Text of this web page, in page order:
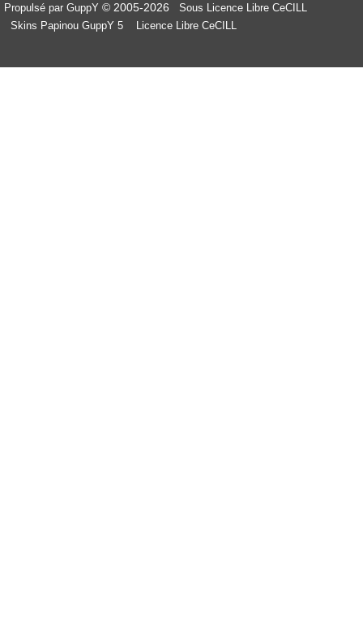
Propulsé par GuppY © 2005-2026
Sous Licence Libre CeCILL
Skins Papinou GuppY 5
Licence Libre CeCILL